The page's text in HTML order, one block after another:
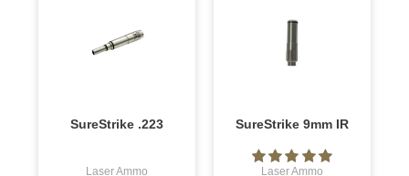
SureStrike .223
Laser Ammo
SureStrike 9mm IR
Laser Ammo